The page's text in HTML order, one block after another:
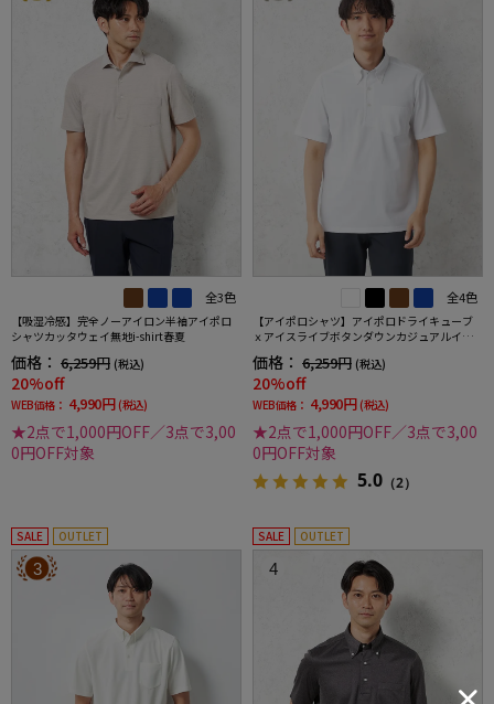
全3色
【吸湿冷感】完全ノーアイロン半袖アイポロ
シャツカッタウェイ無地i-shirt春夏
価格： 6,259円 (税込)
20%off
WEB価格： 4,990円 (税込)
★2点で1,000円OFF／3点で3,00
0円OFF対象
全4色
【アイポロシャツ】アイポロドライキューブ
ｘアイスライブボタンダウンカジュアルイン
ナー吸汗速乾抗菌加工ストレッチ形態安定春
夏
価格： 6,259円 (税込)
20%off
WEB価格： 4,990円 (税込)
★2点で1,000円OFF／3点で3,00
0円OFF対象
5.0 （2）
SALE OUTLET
3
SALE OUTLET
4